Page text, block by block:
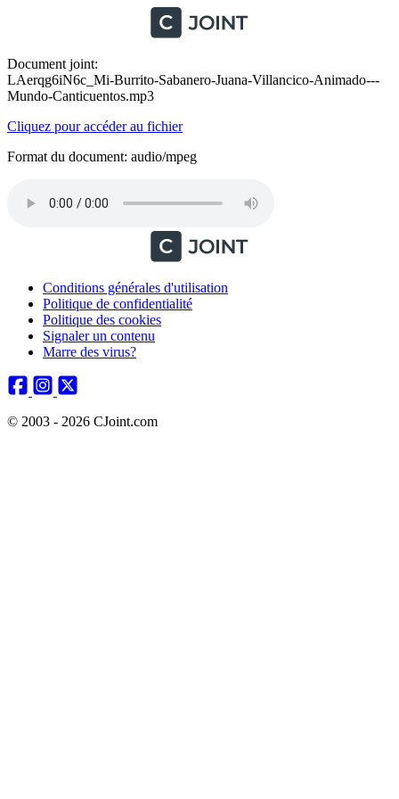
Document joint:
LAerqg6iN6c_Mi-Burrito-Sabanero-Juana-Villancico-Animado---
Mundo-Canticuentos.mp3
Cliquez pour accéder au fichier
Format du document: audio/mpeg
Conditions générales d'utilisation
Politique de confidentialité
Politique des cookies
Signaler un contenu
Marre des virus?
© 2003 - 2026 CJoint.com